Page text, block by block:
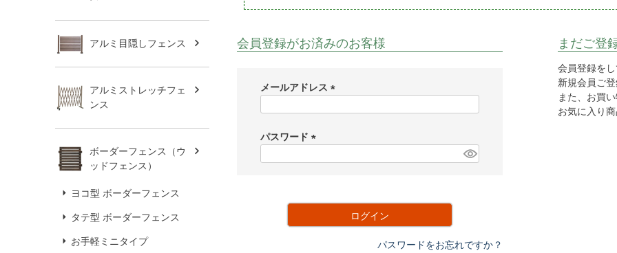
アルミ目隠しフェンス
アルミストレッチフェ
ンス
ボーダーフェンス（ウ
ッドフェンス）
ヨコ型 ボーダーフェンス
タテ型 ボーダーフェンス
お手軽ミニタイプ
会員登録がお済みのお客様
メールアドレス
)
パスワード
ログイン
パスワードをお忘れですか？
まだご登
会員登録を
新規会員ご
また、お買
お気に入り